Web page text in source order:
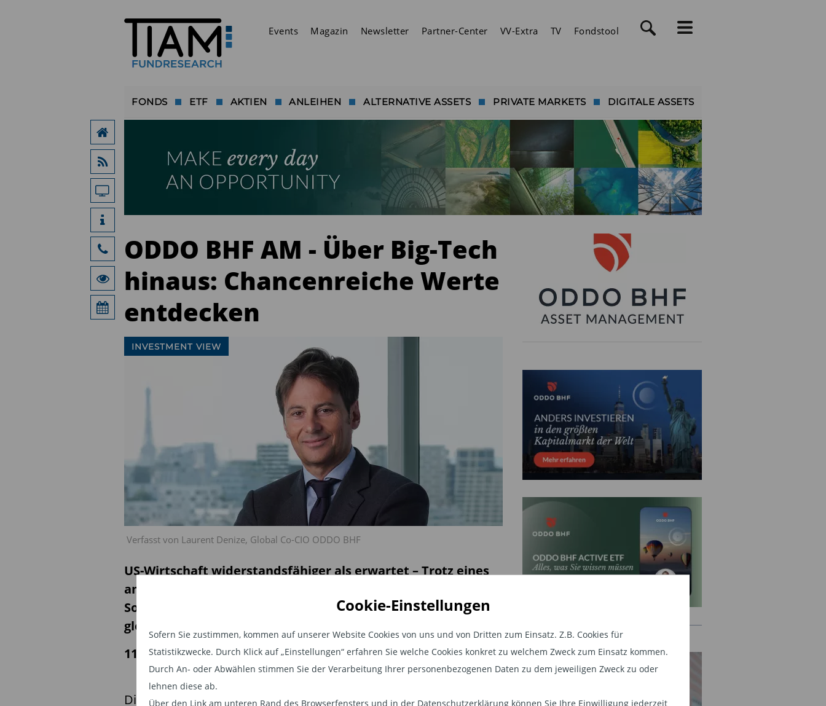
Cookie-Einstellungen
Sofern Sie zustimmen, kommen auf unserer Website Cookies von uns und von Dritten zum Einsatz. Z.B. Cookies für
Statistikzwecke. Durch Klick auf „Einstellungen“ erfahren Sie welche Cookies konkret zu welchem Zweck zum Einsatz kommen.
Durch An- oder Abwählen stimmen Sie der Verarbeitung Ihrer personenbezogenen Daten zu dem jeweiligen Zweck zu oder
lehnen diese ab.
Über den Link am unteren Rand des Browserfensters und in der Datenschutzerklärung können Sie Ihre Einwilligung jederzeit
Events Magazin Newsletter Partner-Center VV-Extra TV Fondstool
FONDS ETF AKTIEN ANLEIHEN ALTERNATIVE ASSETS PRIVATE MARKETS DIGITALE ASSETS
ODDO BHF AM - Über Big-Tech
hinaus: Chancenreiche Werte
entdecken
Verfasst von Laurent Denize, Global Co-CIO ODDO BHF
INVESTMENT VIEW
US-Wirtschaft widerstandsfähiger als erwartet – Trotz eines
angespannten geopolitischen Umfelds und anhaltender
Sorgen im Zusammenhang mit dem Nahostkonflikt bleibt das
globale Wirtschaftsszenario insgesamt robust.
11.06.2026 | 08:48 Uhr
Die Wachstumsprognosen wurden zwar leicht von 3,3 % auf 3,1 %
KONTAKT